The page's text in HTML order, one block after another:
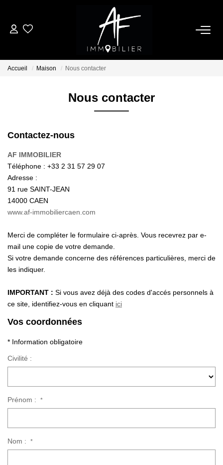
ACHETER
ESTIMER
Qui Sommes Nous
Nous Rejoindre
Avis Clients
Accueil Maison Nous contacter
Nous contacter
Contactez-nous
AF IMMOBILIER
Téléphone : +33 2 31 57 29 07
Adresse :
91 rue SAINT-JEAN
14000 CAEN
www.af-immobiliercaen.com
Merci de compléter le formulaire ci-après. Vous recevrez par e-
mail une copie de votre demande.
Si votre demande concerne des références particulières, merci de
les indiquer.
IMPORTANT : Si vous avez déjà des codes d'accés personnels à
ce site, identifiez-vous en cliquant ici
Vos coordonnées
* Information obligatoire
Civilité :
Prénom : *
Nom : *